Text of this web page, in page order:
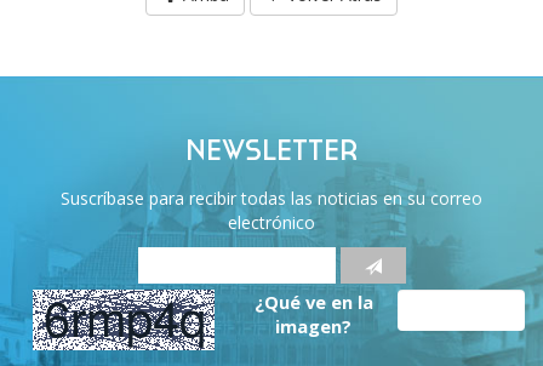
NEWSLETTER
Suscríbase para recibir todas las noticias en su correo
electrónico
¿Qué ve en la
imagen?